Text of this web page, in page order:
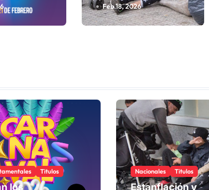
Feb 18, 2026
Titulos
los
Nacionales Titulos
Estanflación y